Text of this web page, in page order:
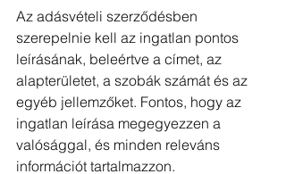
Az adásvételi szerződésben
szerepelnie kell az ingatlan pontos
leírásának, beleértve a címet, az
alapterületet, a szobák számát és az
egyéb jellemzőket. Fontos, hogy az
ingatlan leírása megegyezzen a
valósággal, és minden releváns
információt tartalmazzon.